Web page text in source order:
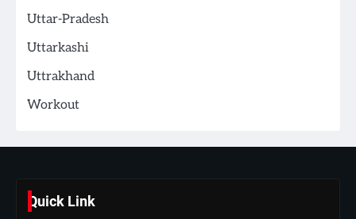
Uttar-Pradesh
Uttarkashi
Uttrakhand
Workout
Quick Link